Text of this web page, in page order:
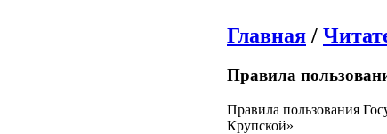
Главная /
Правила
Правила пользования
Крупской»